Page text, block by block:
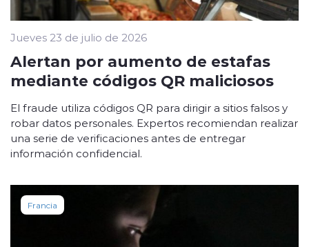
Jueves 23 de julio de 2026
Alertan por aumento de estafas
mediante códigos QR maliciosos
El fraude utiliza códigos QR para dirigir a sitios falsos y
robar datos personales. Expertos recomiendan realizar
una serie de verificaciones antes de entregar
información confidencial.
Francia